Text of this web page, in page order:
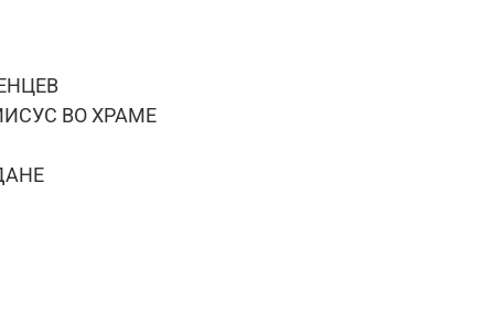
ВО ХРАМЕ